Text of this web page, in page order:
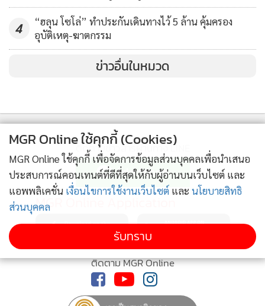
4
“ฮลุน โซโล่” ทำประกันเดินทางไว้ 5 ล้าน คุ้มครอง
อุบัติเหตุ-ฆาตกรรม
ข่าวอื่นในหมวด
ติดตามข่าวสารผ่านทาง LINE
MGR Online Application
ติดตาม MGR Online
MGR Online ใช้คุกกี้ (Cookies)
MGR Online ใช้คุกกี้ เพื่อจัดการข้อมูลส่วนบุคคลเพื่อนำเสนอ
ประสบการณ์คอนเทนต์ที่ดีที่สุดให้กับผู้อ่านบนเว็บไซต์ และ
แอพพลิเคชั่น เงื่อนไขการใช้งานเว็บไซต์ และ นโยบายสิทธิ
ส่วนบุคคล
รับทราบ